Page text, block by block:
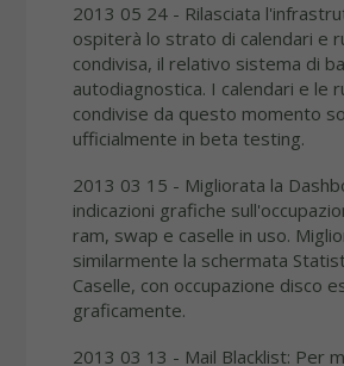
2013 05 24 - Rilasciata
ospiterà lo strato di calendari e
condivisa, il relativo sistema di
autodiagnostica. I calendari e le
condivise da questo momento
ufficialmente in beta testing.
2013 03 15 - Migliorata la
indicazioni grafiche
ram, swap e caselle in uso.
similarmente la schermata
Caselle, con occupazione disco
graficamente.
2013 03 13 - Mail Blacklist: Per